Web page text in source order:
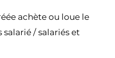
achète ou loue le
/ salariés et